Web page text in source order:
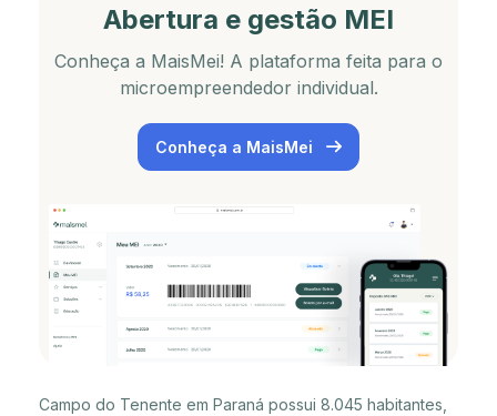
Abertura e gestão MEI
Conheça a MaisMei! A plataforma feita para o
microempreendedor individual.
Conheça a MaisMei
Campo do Tenente em Paraná possui 8.045 habitantes,